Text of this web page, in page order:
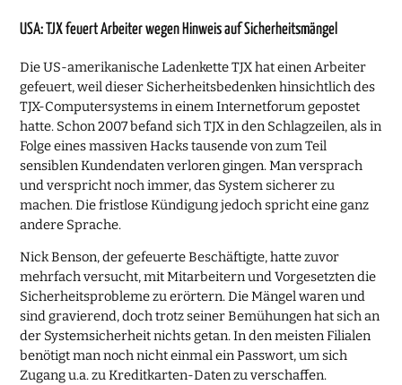
USA: TJX feuert Arbeiter wegen Hinweis auf Sicherheitsmängel
Die US-amerikanische Ladenkette TJX hat einen Arbeiter
gefeuert, weil dieser Sicherheitsbedenken hinsichtlich des
TJX-Computersystems in einem Internetforum gepostet
hatte. Schon 2007 befand sich TJX in den Schlagzeilen, als in
Folge eines massiven Hacks tausende von zum Teil
sensiblen Kundendaten verloren gingen. Man versprach
und verspricht noch immer, das System sicherer zu
machen. Die fristlose Kündigung jedoch spricht eine ganz
andere Sprache.
Nick Benson, der gefeuerte Beschäftigte, hatte zuvor
mehrfach versucht, mit Mitarbeitern und Vorgesetzten die
Sicherheitsprobleme zu erörtern. Die Mängel waren und
sind gravierend, doch trotz seiner Bemühungen hat sich an
der Systemsicherheit nichts getan. In den meisten Filialen
benötigt man noch nicht einmal ein Passwort, um sich
Zugang u.a. zu Kreditkarten-Daten zu verschaffen.